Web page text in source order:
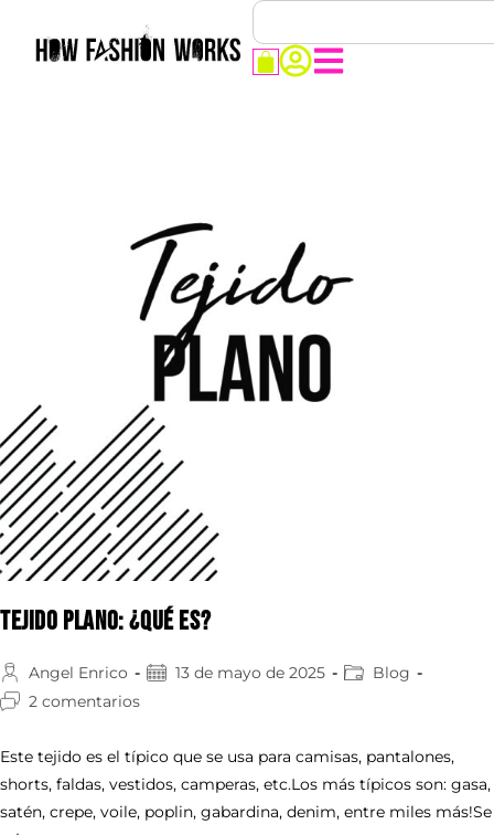
Tejido Plano: ¿Qué es?
Angel Enrico 13 de mayo de 2025
Blog
2 comentarios
Este tejido es el típico que se usa para camisas, pantalones,
shorts, faldas, vestidos, camperas, etc.Los más típicos son: gasa,
satén, crepe, voile, poplin, gabardina, denim, entre miles más!Se